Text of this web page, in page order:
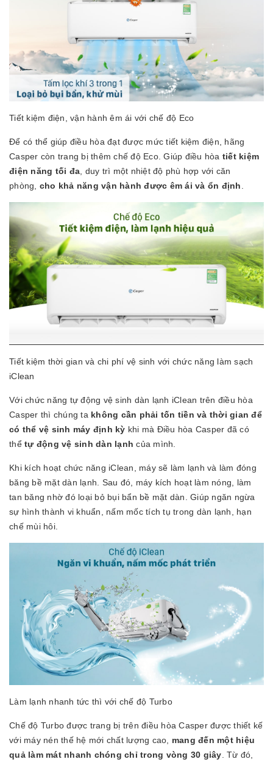
Tiết kiệm điện, vận hành êm ái với chế độ Eco
Để có thể giúp điều hòa đạt được mức tiết kiệm điện, hãng
Casper còn trang bị thêm chế độ Eco. Giúp điều hòa tiết kiệm
điện năng tối đa, duy trì một nhiệt độ phù hợp với căn
phòng, cho khả năng vận hành được êm ái và ổn định.
Tiết kiệm thời gian và chi phí vệ sinh với chức năng làm sạch
iClean
Với chức năng tự động vệ sinh dàn lạnh iClean trên điều hòa
Casper thì chúng ta không cần phải tốn tiền và thời gian để
có thể vệ sinh máy định kỳ khi mà Điều hòa Casper đã có
thểtự động vệ sinh dàn lạnhcủa mình.
Khi kích hoạt chức năng iClean, máy sẽ làm lạnh và làm đóng
băng bề mặt dàn lạnh. Sau đó, máy kích hoạt làm nóng, làm
tan băng nhờ đó loại bỏ bụi bẩn bề mặt dàn. Giúp ngăn ngừa
sự hình thành vi khuẩn, nấm mốc tích tụ trong dàn lạnh, hạn
chế mùi hôi.
Làm lạnh nhanh tức thì với chế độ Turbo
Chế độ Turbo được trang bị trên điều hòa Casper được thiết kế
với máy nén thế hệ mới chất lượng cao, mang đến một hiệu
quả làm mát nhanh chóng chỉ trong vòng 30 giây. Từ đó,